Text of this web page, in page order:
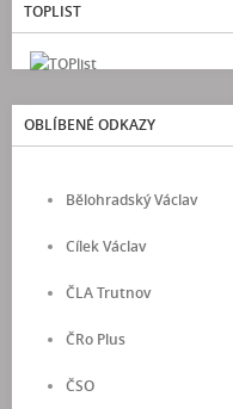
TOPLIST
OBLÍBENÉ ODKAZY
Bělohradský Václav
Cílek Václav
ČLA Trutnov
ČRo Plus
ČSO